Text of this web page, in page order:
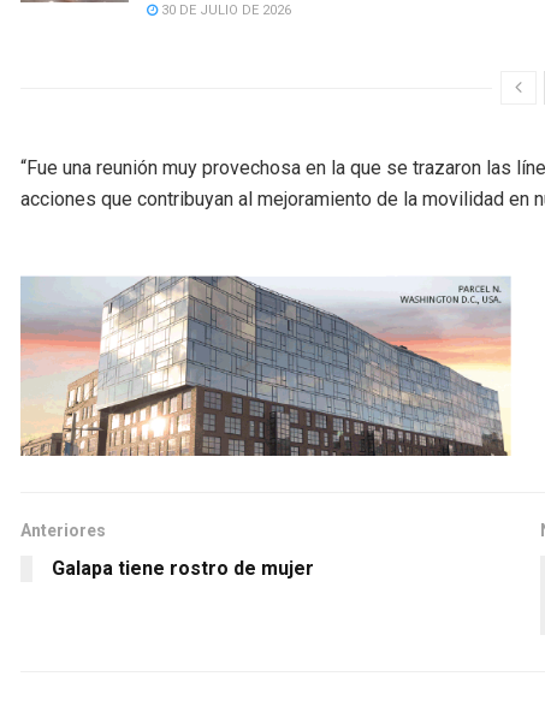
30 DE JULIO DE 2026
“Fue una reunión muy provechosa en la que se trazaron las
acciones que contribuyan al mejoramiento de la movilidad en
Anteriores
Galapa tiene rostro de mujer